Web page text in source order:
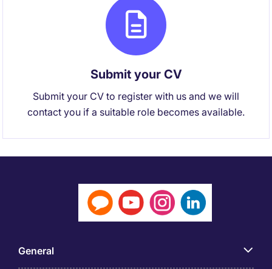
Submit your CV
Submit your CV to register with us and we will
contact you if a suitable role becomes available.
General